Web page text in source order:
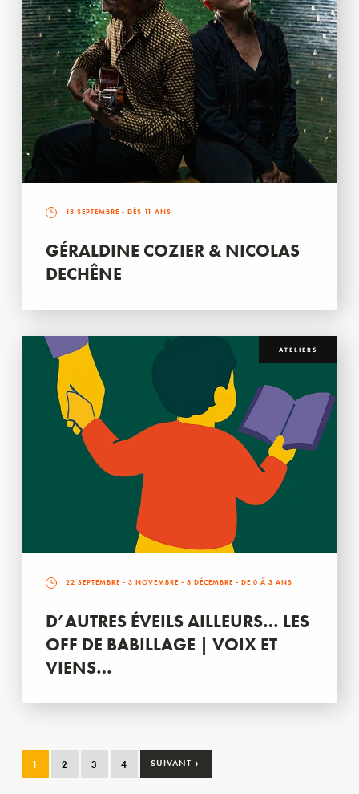
18 SEPTEMBRE - DÈS 11 ANS
GÉRALDINE COZIER & NICOLAS
DECHÊNE
ATELIERS
22 SEPTEMBRE - 3 NOVEMBRE - 8 DÉCEMBRE - DE 0 À 3 ANS
D’AUTRES ÉVEILS AILLEURS… LES
OFF DE BABILLAGE | VOIX ET
VIENS…
1 2 3 4 SUIVANT ›